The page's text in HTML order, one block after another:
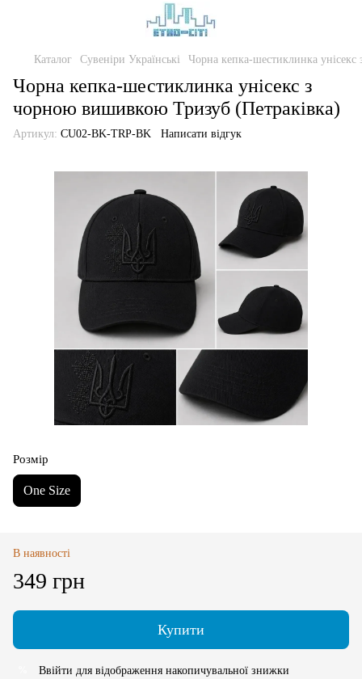
Каталог Сувеніри Українські Чорна кепка-шестиклинка
Чорна кепка-шестиклинка унісекс з
чорною вишивкою Тризуб (Петраківка)
Артикул: CU02-BK-TRP-BK Написати відгук
Розмір
One Size
В наявності
349 грн
Купити
Ввійти для відображення накопичувальної знижки